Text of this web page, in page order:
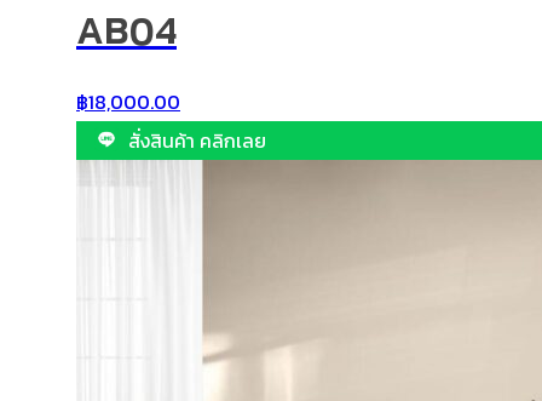
AB04
฿18,000.00
สั่งสินค้า คลิกเลย